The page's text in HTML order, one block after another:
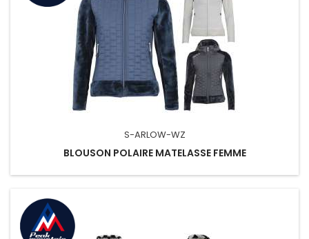
S-ARLOW-WZ
BLOUSON POLAIRE MATELASSE FEMME